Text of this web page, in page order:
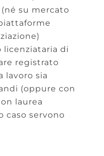
su mercato
licenziataria di
registrato
lavoro sia
(oppure con
laurea
caso servono